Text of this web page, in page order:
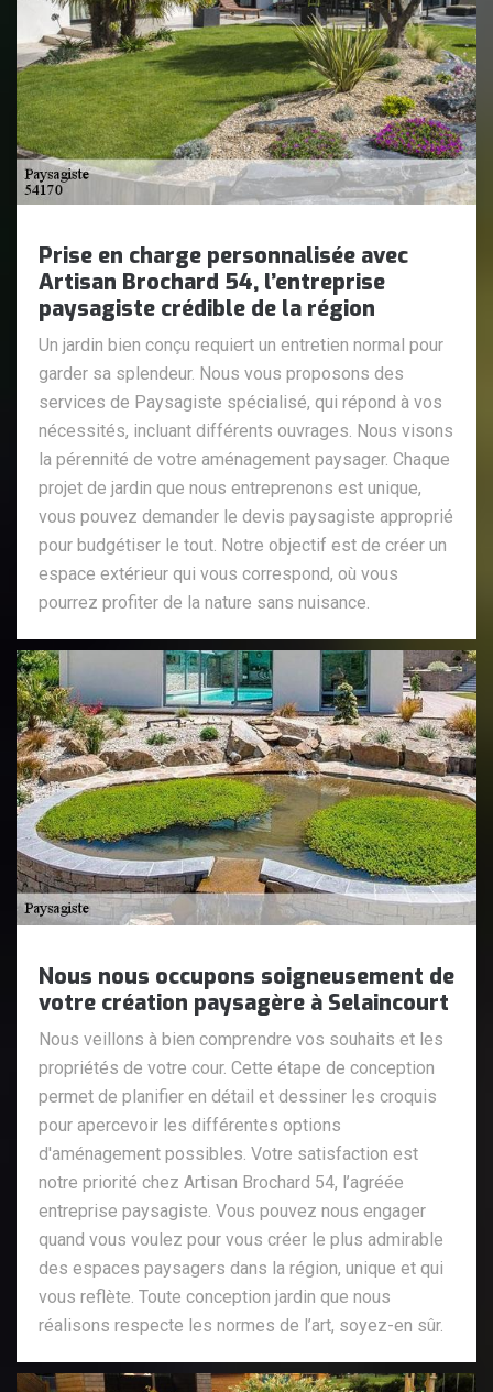
Prise en charge personnalisée avec
Artisan Brochard 54, l’entreprise
paysagiste crédible de la région
Un jardin bien conçu requiert un entretien normal pour
garder sa splendeur. Nous vous proposons des
services de Paysagiste spécialisé, qui répond à vos
nécessités, incluant différents ouvrages. Nous visons
la pérennité de votre aménagement paysager. Chaque
projet de jardin que nous entreprenons est unique,
vous pouvez demander le devis paysagiste approprié
pour budgétiser le tout. Notre objectif est de créer un
espace extérieur qui vous correspond, où vous
pourrez profiter de la nature sans nuisance.
Nous nous occupons soigneusement de
votre création paysagère à Selaincourt
Nous veillons à bien comprendre vos souhaits et les
propriétés de votre cour. Cette étape de conception
permet de planifier en détail et dessiner les croquis
pour apercevoir les différentes options
d'aménagement possibles. Votre satisfaction est
notre priorité chez Artisan Brochard 54, l’agréée
entreprise paysagiste. Vous pouvez nous engager
quand vous voulez pour vous créer le plus admirable
des espaces paysagers dans la région, unique et qui
vous reflète. Toute conception jardin que nous
réalisons respecte les normes de l’art, soyez-en sûr.